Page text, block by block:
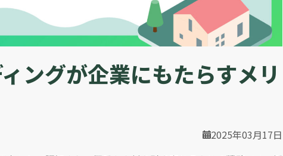
ングが企業にもたらすメリ
2025年03月17日